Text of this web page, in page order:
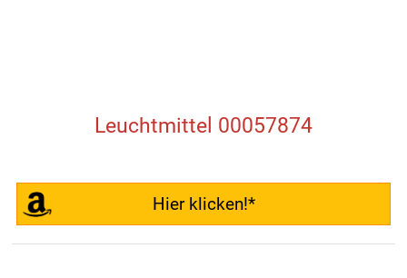
Leuchtmittel 00057874
Hier klicken!*